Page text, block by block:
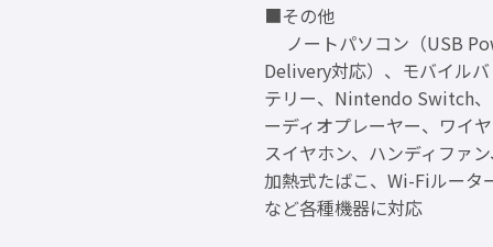
■その他
ノートパソコン（USB
Delivery対応）、モバイル
テリー、Nintendo Switch
ーディオプレーヤー、ワイ
スイヤホン、ハンディファ
加熱式たばこ、Wi-Fiルータ
など各種機器に対応